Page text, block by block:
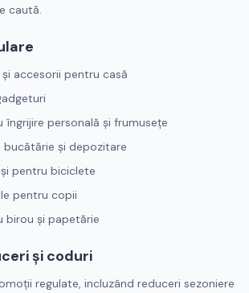
caută.
accesorii pentru casă
îngrijire personală și frumusețe
și depozitare
pentru biciclete
pentru copii
birou și papetărie
și coduri
regulate, incluzând reduceri sezoniere